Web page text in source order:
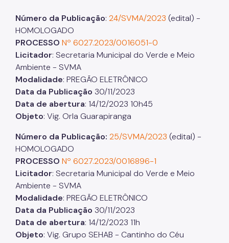
Número da Publicação: 24/SVMA/2023 (edital) -
HOMOLOGADO
PROCESSO Nº 6027.2023/0016051-0
Licitador: Secretaria Municipal do Verde e Meio
Ambiente - SVMA
Modalidade: PREGÃO ELETRÔNICO
Data da Publicação 30/11/2023
Data de abertura: 14/12/2023 10h45
Objeto: Vig. Orla Guarapiranga
Número da Publicação: 25/SVMA/2023 (edital) -
HOMOLOGADO
PROCESSO Nº 6027.2023/0016896-1
Licitador: Secretaria Municipal do Verde e Meio
Ambiente - SVMA
Modalidade: PREGÃO ELETRÔNICO
Data da Publicação 30/11/2023
Data de abertura: 14/12/2023 11h
Objeto: Vig. Grupo SEHAB - Cantinho do Céu